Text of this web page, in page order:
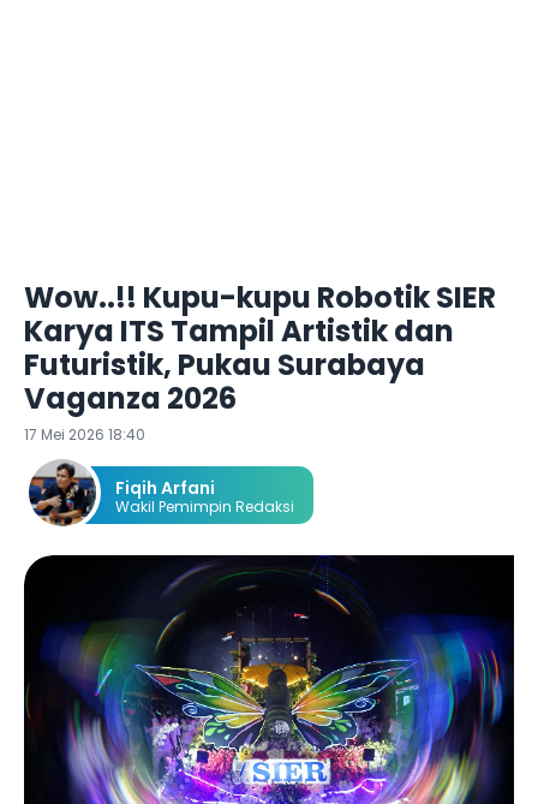
Wow..!! Kupu-kupu Robotik SIER
Karya ITS Tampil Artistik dan
Futuristik, Pukau Surabaya
Vaganza 2026
17 Mei 2026 18:40
Fiqih Arfani
Wakil Pemimpin Redaksi